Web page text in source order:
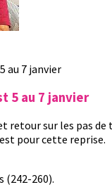
5 au 7 janvier
retour sur les pas de
pour cette reprise.
(242-260).